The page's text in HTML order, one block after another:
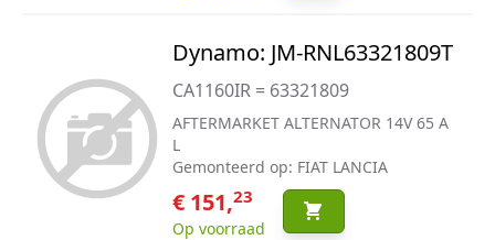
Dynamo: JM-RNL63321809T
CA1160IR = 63321809
AFTERMARKET ALTERNATOR 14V 65 A
L
Gemonteerd op: FIAT LANCIA
€ 151,23
Op voorraad